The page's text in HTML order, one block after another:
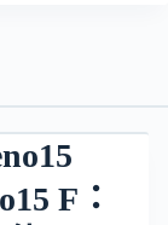
F：